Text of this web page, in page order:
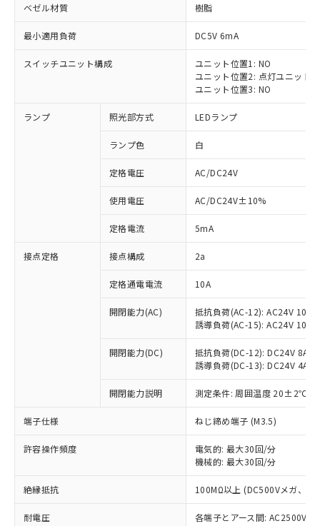
ベゼル材質 樹脂
最小適用負荷 DC5V 6mA
スイッチユニット構成
ユニット位置1: NO
ユニット位置2: 点灯ユニット
ユニット位置3: NO
ランプ 照光部方式 LEDランプ
ランプ色 白
定格電圧 AC/DC24V
使用電圧 AC/DC24V±10%
定格電流 5mA
接点定格 接点構成 2a
定格通電電流 10A
開閉能力(AC)
抵抗負荷(AC-12): AC24V 10A/
誘導負荷(AC-15): AC24V
開閉能力(DC)
抵抗負荷(DC-12): DC24V 8A/
誘導負荷(DC-13): DC24V 4A/
開閉能力説明 測定条件: 周囲温度 20±2℃、
端子仕様 ねじ締め端子 (M3.5)
許容操作頻度
電気的: 最大30回/分
機械的: 最大30回/分
絶縁抵抗 100MΩ以上 (DC500Vメガ、点
耐電圧
各端子とアース間: AC2500V
ご利用条件
以下の条件をお読みいただき、同意のうえ
本サービスは、当社制御機器事業取扱
商品の当社在庫状況および標準価格
(税抜)を提供させていただくもので
当社制御機器事業取扱商品の中には、
本サービスの対象外となる商品もある
ことをご了承ください。
在庫状況および標準価格照会結果は、
記載している更新日時点での社内デー
タに基づき作成されるものであり、閲
覧された時点での実際の在庫および標
準価格とは異なる場合があることをご
対応済み：EU RoHS指令（10物質）の
非含有に対応した製品が提供可能な商品で
対応予定：EU RoHS指令（10物質）の非含
有に対応した製品に切り替える予定のある
対応予定なし：EU RoHS指令（10物質）の
非含有に非対応の商品で、対応品を出す予
調査・確認中：EU RoHS指令（10物質）の
非含有の対応状況を調査中または確認中の
非該当品：ライセンス料など無形物で、有
害物質有無と関係のない商品です。
仕入先様の事情により、非含有部品として
いたものが、含有品と判明した場合などや
むを得ず変更することがあります。
*EU RoHS指令（10物質）：
鉛(Pb) 1000ppm以下、 水銀(Hg) 1000ppm以下、 カド
六価クロム(Cr(Ⅵ)) 1000ppm以下、ポリ臭化ビフェニル
※1 中国RoHS○×表
「○」：最大均質材料含有率が中国RoHSの
基準値以下であることを示します。
「×」：最大均質材料含有率が中国RoHSの
基準値を超えていることを示します。
「－」：未確認です。当社販売部門へお問
*中国RoHS10物質の基準値 (GB/T26572)：
当社は、これら貴社製品のうち、外国
為替および外国貿易法に定める商品
（以下｢規制貨物等」という）を輸出
または国外への提供する場合は、日本
国政府の輸出許可(または役務取引許
可)を取得するなどの必要な手続きを